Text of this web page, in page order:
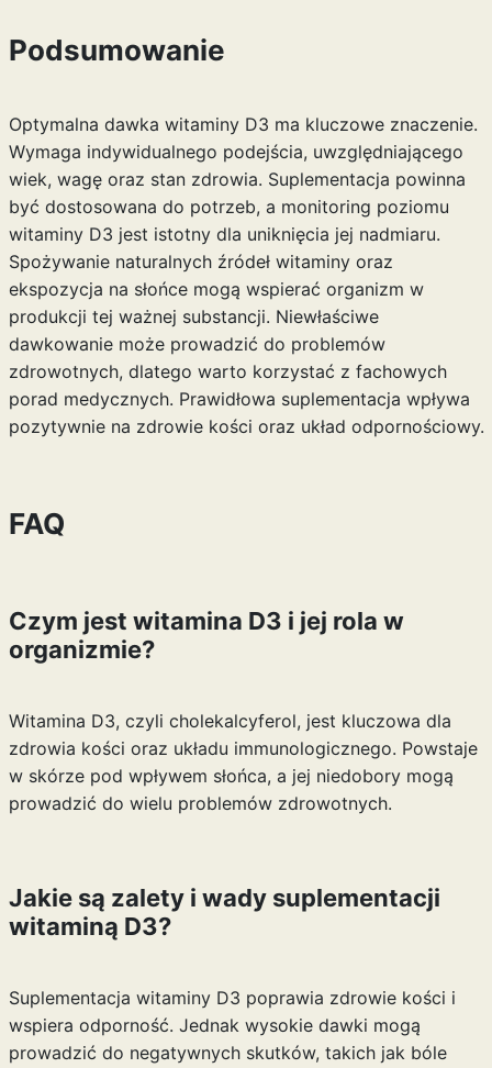
Podsumowanie
Optymalna dawka witaminy D3 ma kluczowe znaczenie.
Wymaga indywidualnego podejścia, uwzględniającego
wiek, wagę oraz stan zdrowia. Suplementacja powinna
być dostosowana do potrzeb, a monitoring poziomu
witaminy D3 jest istotny dla uniknięcia jej nadmiaru.
Spożywanie naturalnych źródeł witaminy oraz
ekspozycja na słońce mogą wspierać organizm w
produkcji tej ważnej substancji. Niewłaściwe
dawkowanie może prowadzić do problemów
zdrowotnych, dlatego warto korzystać z fachowych
porad medycznych. Prawidłowa suplementacja wpływa
pozytywnie na zdrowie kości oraz układ odpornościowy.
FAQ
Czym jest witamina D3 i jej rola w
organizmie?
Witamina D3, czyli cholekalcyferol, jest kluczowa dla
zdrowia kości oraz układu immunologicznego. Powstaje
w skórze pod wpływem słońca, a jej niedobory mogą
prowadzić do wielu problemów zdrowotnych.
Jakie są zalety i wady suplementacji
witaminą D3?
Suplementacja witaminy D3 poprawia zdrowie kości i
wspiera odporność. Jednak wysokie dawki mogą
prowadzić do negatywnych skutków, takich jak bóle